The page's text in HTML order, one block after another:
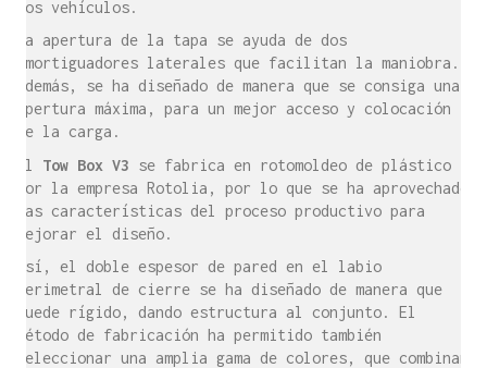
los vehículos.
La apertura de la tapa se ayuda de dos
amortiguadores laterales que facilitan la maniobra.
Además, se ha diseñado de manera que se consiga una
apertura máxima, para un mejor acceso y colocación
de la carga.
El Tow Box V3 se fabrica en rotomoldeo de plástico
por la empresa Rotolia, por lo que se ha aprovechado
las características del proceso productivo para
mejorar el diseño.
Así, el doble espesor de pared en el labio
perimetral de cierre se ha diseñado de manera que
quede rígido, dando estructura al conjunto. El
método de fabricación ha permitido también
seleccionar una amplia gama de colores, que combinan